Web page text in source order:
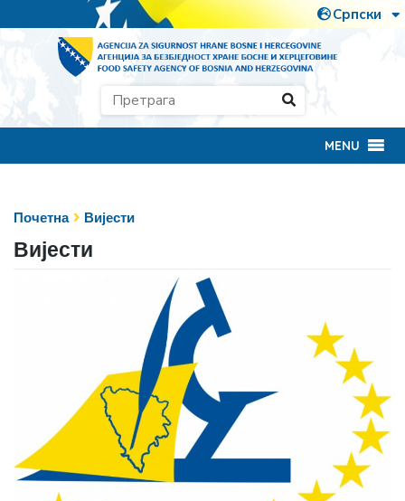
MENU
Почетна Вијести
Вијести